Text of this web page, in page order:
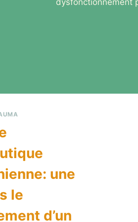
dysfonctionnement
une
le
d’un